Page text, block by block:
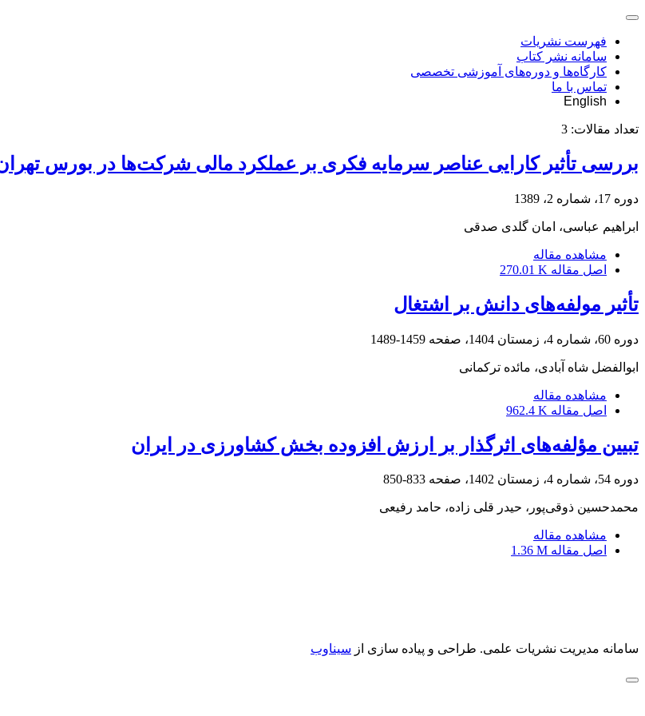
فهرست نشریات
سامانه نشر کتاب
کارگاه‌ها و دوره‌های آموزشی تخصصی
تماس با ما
English
تعداد مقالات: 3
بررسی تأثیر کارایی عناصر سرمایه فکری بر عملکرد مالی شرکت‌ها در بورس
دوره 17، شماره 2، 1389
ابراهیم عباسی، امان گلدی صدقی
مشاهده مقاله
اصل مقاله 270.01 K
تأثیر مولفه‌های دانش بر اشتغال
دوره 60، شماره 4، زمستان 1404، صفحه 1459-1489
ابوالفضل شاه آبادی، مائده ترکمانی
مشاهده مقاله
اصل مقاله 962.4 K
تبیین مؤلفه‌های اثرگذار بر ارزش افزوده بخش کشاورزی در ایران
دوره 54، شماره 4، زمستان 1402، صفحه 833-850
محمدحسین ذوقی‌پور، حیدر قلی زاده، حامد رفیعی
مشاهده مقاله
اصل مقاله 1.36 M
سامانه مدیریت نشریات علمی. طراحی و پیاده سازی از سیناوب